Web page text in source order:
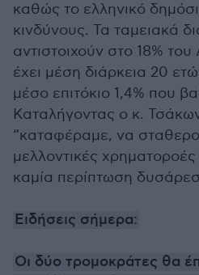
καθώς το ελληνικό
κινδύνους. Τα ταμειακά
αντιστοιχούν στο 18%
έχει μέση διάρκεια 20
μέσο επιτόκιο 1,4% που
Καταλήγοντας ο κ.
“καταφέραμε, να
μελλοντικές χρηματοροές
καμία περίπτωση
Ειδήσεις σήμερα:
Οι δύο τρομοκράτες θα